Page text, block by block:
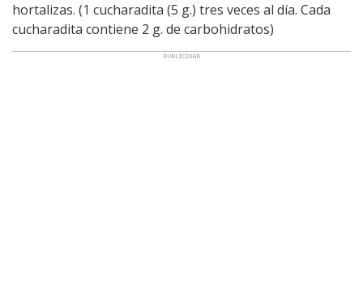
hortalizas. (1 cucharadita (5 g.) tres veces al día. Cada
cucharadita contiene 2 g. de carbohidratos)